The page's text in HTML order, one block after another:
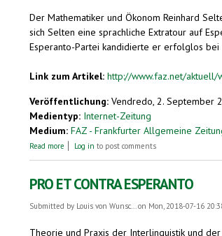
Der Mathematiker und Ökonom Reinhard
sich Selten eine sprachliche Extratour auf
Esperanto-Partei kandidierte er erfolglos bei
Link zum Artikel: http://www.faz.net/aktuell/
Veröffentlichung: Vendredo, 2. September
Medientyp: Internet-Zeitung
Medium: FAZ - Frankfurter Allgemeine
Read more about Ökonomie-Nobelpreisträger Reinhard
Log in to post comments
PRO ET CONTRA ESPERANTO
Submitted by Louis von Wunsc...on Mon, 2018-07-16
Theorie und Praxis der Interlinguistik und